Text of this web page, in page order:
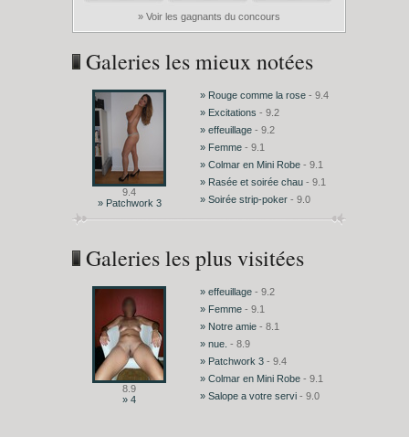
» Voir les gagnants du concours
Galeries les mieux notées
9.4
» Patchwork 3
» Rouge comme la rose - 9.4
» Excitations - 9.2
» effeuillage - 9.2
» Femme - 9.1
» Colmar en Mini Robe - 9.1
» Rasée et soirée chau - 9.1
» Soirée strip-poker - 9.0
Galeries les plus visitées
8.9
» 4
» effeuillage - 9.2
» Femme - 9.1
» Notre amie - 8.1
» nue. - 8.9
» Patchwork 3 - 9.4
» Colmar en Mini Robe - 9.1
» Salope a votre servi - 9.0